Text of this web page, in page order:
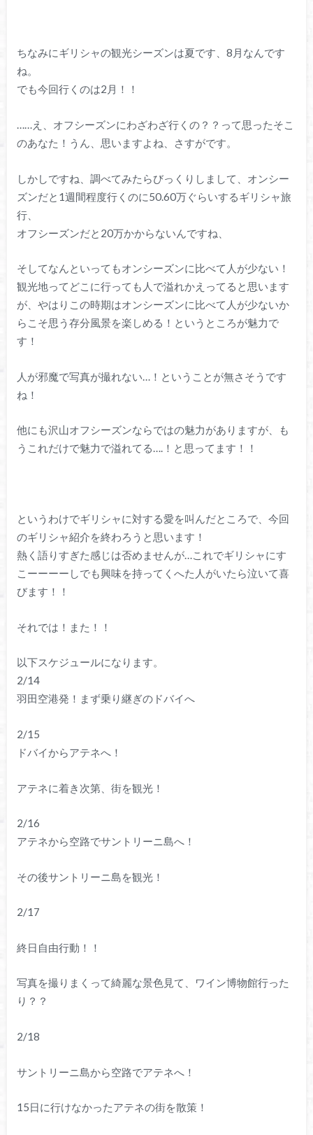
ちなみにギリシャの観光シーズンは夏です、8月なんです
ね。
でも今回行くのは2月！！
……え、オフシーズンにわざわざ行くの？？って思ったそこ
のあなた！うん、思いますよね、さすがです。
しかしですね、調べてみたらびっくりしまして、オンシー
ズンだと1週間程度行くのに50.60万ぐらいするギリシャ旅
行、
オフシーズンだと20万かからないんですね、
そしてなんといってもオンシーズンに比べて人が少ない！
観光地ってどこに行っても人で溢れかえってると思います
が、やはりこの時期はオンシーズンに比べて人が少ないか
らこそ思う存分風景を楽しめる！というところが魅力で
す！
人が邪魔で写真が撮れない…！ということが無さそうです
ね！
他にも沢山オフシーズンならではの魅力がありますが、も
うこれだけで魅力で溢れてる….！と思ってます！！
というわけでギリシャに対する愛を叫んだところで、今回
のギリシャ紹介を終わろうと思います！
熱く語りすぎた感じは否めませんが…これでギリシャにす
こーーーーしでも興味を持ってくへた人がいたら泣いて喜
びます！！
それでは！また！！
以下スケジュールになります。
2/14
羽田空港発！まず乗り継ぎのドバイへ
2/15
ドバイからアテネへ！
アテネに着き次第、街を観光！
2/16
アテネから空路でサントリーニ島へ！
その後サントリーニ島を観光！
2/17
終日自由行動！！
写真を撮りまくって綺麗な景色見て、ワイン博物館行った
り？？
2/18
サントリーニ島から空路でアテネへ！
15日に行けなかったアテネの街を散策！